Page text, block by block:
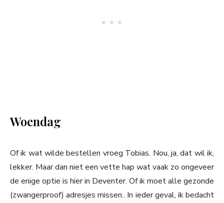
Woendag
Of ik wat wilde bestellen vroeg Tobias. Nou, ja, dat wil ik,
lekker. Maar dan niet een vette hap wat vaak zo ongeveer
de enige optie is hier in Deventer. Of ik moet alle gezonde
(zwangerproof) adresjes missen.. In ieder geval, ik bedacht